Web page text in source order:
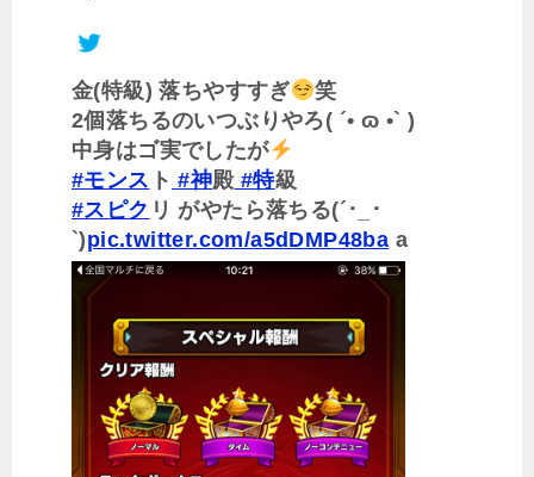
金(特級) 落ちやすすぎ
笑
2個落ちるのいつぶりやろ( ´• ɷ •` )
中身はゴ実でしたが
#モンス ト #神殿#特級
#スピク リ がやたら落ちる(´･_･
`)pic.twitter.com/a5dDMP48ba a